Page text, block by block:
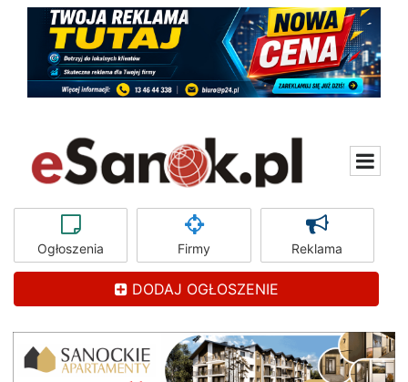
Ogłoszenia Firmy Reklama
DODAJ OGŁOSZENIE